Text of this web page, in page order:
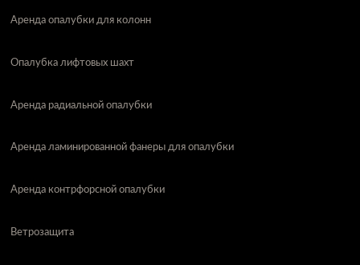
Аренда опалубки для колонн
Опалубка лифтовых шахт
Аренда радиальной опалубки
Аренда ламинированной фанеры для опалубки
Аренда контрфорсной опалубки
Ветрозащита